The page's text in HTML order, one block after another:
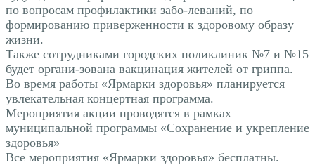
по вопросам профилактики забо-леваний, по
формированию приверженности к здоровому образу
жизни.
Также сотрудниками городских поликлиник №7 и №15
будет органи-зована вакцинация жителей от гриппа.
Во время работы «Ярмарки здоровья» планируется
увлекательная концертная программа.
Мероприятия акции проводятся в рамках
муниципальной программы «Сохранение и укрепление
здоровья»
Все мероприятия «Ярмарки здоровья» бесплатны.